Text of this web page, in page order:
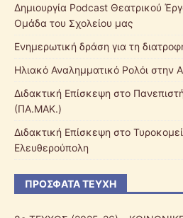
Δημιουργία Podcast Θεατρικού
Ομάδα του Σχολείου μας
Ενημερωτική δράση για τη
Ηλιακό Αναλημματικό Ρολόι στην
Διδακτική Επίσκεψη στο
(ΠΑ.ΜΑΚ.)
Διδακτική Επίσκεψη στο
Ελευθερούπολη
ΠΡΌΣΦΑΤΑ ΤΕΎΧΗ